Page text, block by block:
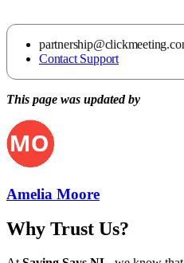
Contact Support
This page was updated by
Amelia Moore
Why Trust Us?